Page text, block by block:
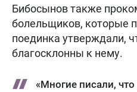
Бибосынов также
болельщиков, которые
поединка утверждали,
благосклонны к нему.
«Многие писали,